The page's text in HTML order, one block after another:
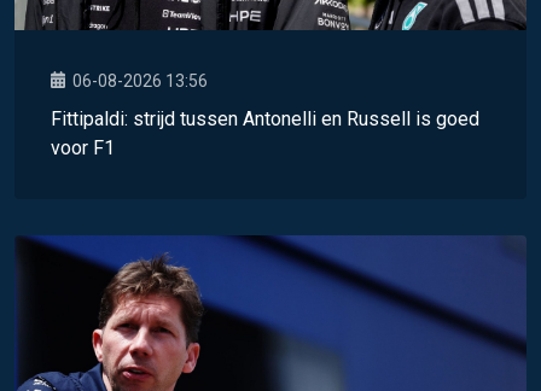
06-08-2026 13:56
Fittipaldi: strijd tussen Antonelli en Russell is goed
voor F1